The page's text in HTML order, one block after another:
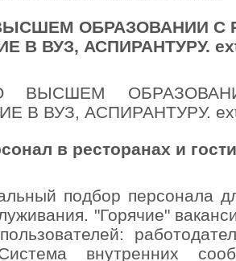
ОБРАЗОВАНИИ С
В ВУЗ, АСПИРАНТУРУ.
ВЫСШЕМ
В ВУЗ, АСПИРАНТУРУ.
в ресторанах и
подбор персонала
"Горячие"
внутренних